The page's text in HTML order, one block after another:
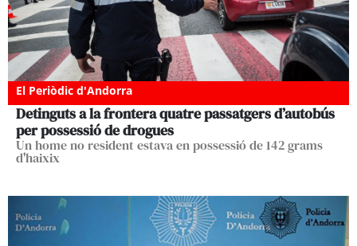
El Periòdic d'Andorra
Detinguts a la frontera quatre passatgers d’autobús
per possessió de drogues
Un home no resident estava en possessió de 142 grams
d'haixix